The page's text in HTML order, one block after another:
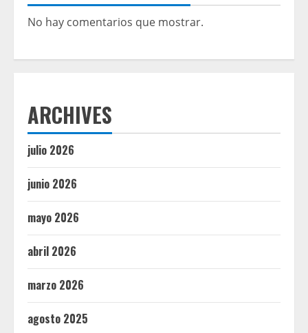
No hay comentarios que mostrar.
ARCHIVES
julio 2026
junio 2026
mayo 2026
abril 2026
marzo 2026
agosto 2025